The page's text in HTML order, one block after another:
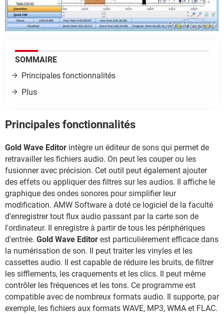
SOMMAIRE
Principales fonctionnalités
Plus
Principales fonctionnalités
Gold Wave Editor intègre un éditeur de sons qui permet de
retravailler les fichiers audio. On peut les couper ou les
fusionner avec précision. Cet outil peut également ajouter
des effets ou appliquer des filtres sur les audios. Il affiche le
graphique des ondes sonores pour simplifier leur
modification. AMW Software a doté ce logiciel de la faculté
d'enregistrer tout flux audio passant par la carte son de
l'ordinateur. Il enregistre à partir de tous les périphériques
d'entrée. Gold Wave Editor est particulièrement efficace dans
la numérisation de son. Il peut traiter les vinyles et les
cassettes audio. Il est capable de réduire les bruits, de filtrer
les sifflements, les craquements et les clics. Il peut même
contrôler les fréquences et les tons. Ce programme est
compatible avec de nombreux formats audio. Il supporte, par
exemple, les fichiers aux formats WAVE, MP3, WMA et FLAC.